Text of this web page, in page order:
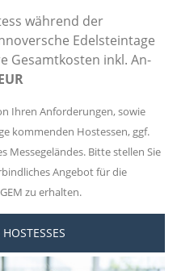
während der
Edelsteintage
Gesamtkosten inkl. An-
Ihren Anforderungen, sowie
kommenden Hostessen, ggf.
Messegeländes. Bitte stellen Sie
Angebot für die
zu erhalten.